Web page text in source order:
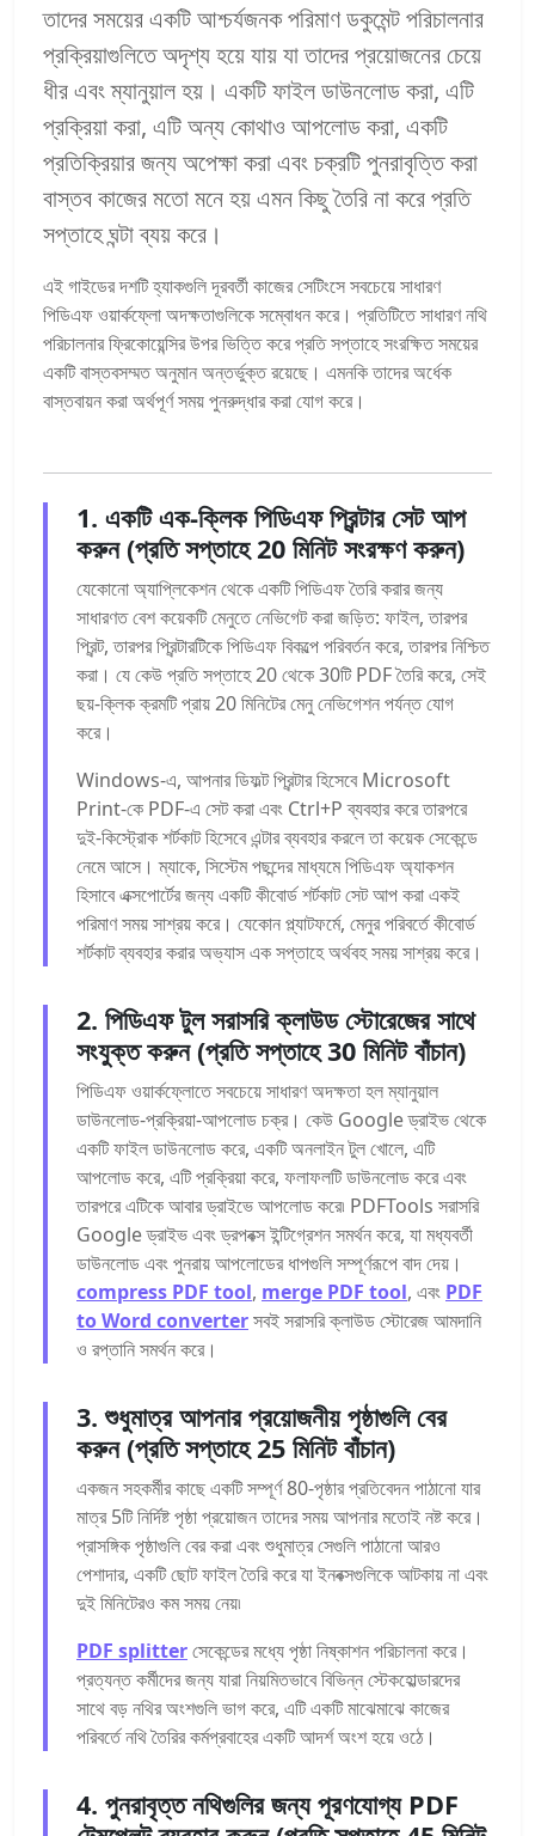
তাদের সময়ের একটি আশ্চর্যজনক পরিমাণ ডকুমেন্ট পরিচালনার
প্রক্রিয়াগুলিতে অদৃশ্য হয়ে যায় যা তাদের প্রয়োজনের চেয়ে
ধীর এবং ম্যানুয়াল হয়। একটি ফাইল ডাউনলোড করা, এটি
প্রক্রিয়া করা, এটি অন্য কোথাও আপলোড করা, একটি
প্রতিক্রিয়ার জন্য অপেক্ষা করা এবং চক্রটি পুনরাবৃত্তি করা
বাস্তব কাজের মতো মনে হয় এমন কিছু তৈরি না করে প্রতি
সপ্তাহে ঘন্টা ব্যয় করে।
এই গাইডের দশটি হ্যাকগুলি দূরবর্তী কাজের সেটিংসে সবচেয়ে সাধারণ
পিডিএফ ওয়ার্কফ্লো অদক্ষতাগুলিকে সম্বোধন করে। প্রতিটিতে সাধারণ নথি
পরিচালনার ফ্রিকোয়েন্সির উপর ভিত্তি করে প্রতি সপ্তাহে সংরক্ষিত সময়ের
একটি বাস্তবসম্মত অনুমান অন্তর্ভুক্ত রয়েছে। এমনকি তাদের অর্ধেক
বাস্তবায়ন করা অর্থপূর্ণ সময় পুনরুদ্ধার করা যোগ করে।
1. একটি এক-ক্লিক পিডিএফ প্রিন্টার সেট আপ
করুন (প্রতি সপ্তাহে 20 মিনিট সংরক্ষণ করুন)
যেকোনো অ্যাপ্লিকেশন থেকে একটি পিডিএফ তৈরি করার জন্য
সাধারণত বেশ কয়েকটি মেনুতে নেভিগেট করা জড়িত: ফাইল, তারপর
প্রিন্ট, তারপর প্রিন্টারটিকে পিডিএফ বিকল্পে পরিবর্তন করে, তারপর নিশ্চিত
করা। যে কেউ প্রতি সপ্তাহে 20 থেকে 30টি PDF তৈরি করে, সেই
ছয়-ক্লিক ক্রমটি প্রায় 20 মিনিটের মেনু নেভিগেশন পর্যন্ত যোগ
করে।
Windows-এ, আপনার ডিফল্ট প্রিন্টার হিসেবে Microsoft
Print-কে PDF-এ সেট করা এবং Ctrl+P ব্যবহার করে তারপরে
দুই-কিস্ট্রোক শর্টকাট হিসেবে এন্টার ব্যবহার করলে তা কয়েক সেকেন্ডে
নেমে আসে। ম্যাকে, সিস্টেম পছন্দের মাধ্যমে পিডিএফ অ্যাকশন
হিসাবে এক্সপোর্টের জন্য একটি কীবোর্ড শর্টকাট সেট আপ করা একই
পরিমাণ সময় সাশ্রয় করে। যেকোন প্ল্যাটফর্মে, মেনুর পরিবর্তে কীবোর্ড
শর্টকাট ব্যবহার করার অভ্যাস এক সপ্তাহে অর্থবহ সময় সাশ্রয় করে।
2. পিডিএফ টুল সরাসরি ক্লাউড স্টোরেজের সাথে
সংযুক্ত করুন (প্রতি সপ্তাহে 30 মিনিট বাঁচান)
পিডিএফ ওয়ার্কফ্লোতে সবচেয়ে সাধারণ অদক্ষতা হল ম্যানুয়াল
ডাউনলোড-প্রক্রিয়া-আপলোড চক্র। কেউ Google ড্রাইভ থেকে
একটি ফাইল ডাউনলোড করে, একটি অনলাইন টুল খোলে, এটি
আপলোড করে, এটি প্রক্রিয়া করে, ফলাফলটি ডাউনলোড করে এবং
তারপরে এটিকে আবার ড্রাইভে আপলোড করে৷ PDFTools সরাসরি
Google ড্রাইভ এবং ড্রপবক্স ইন্টিগ্রেশন সমর্থন করে, যা মধ্যবর্তী
ডাউনলোড এবং পুনরায় আপলোডের ধাপগুলি সম্পূর্ণরূপে বাদ দেয়।
compress PDF tool, merge PDF tool, এবং PDF
to Word converterসবই সরাসরি ক্লাউড স্টোরেজ আমদানি
ও রপ্তানি সমর্থন করে।
3. শুধুমাত্র আপনার প্রয়োজনীয় পৃষ্ঠাগুলি বের
করুন (প্রতি সপ্তাহে 25 মিনিট বাঁচান)
একজন সহকর্মীর কাছে একটি সম্পূর্ণ 80-পৃষ্ঠার প্রতিবেদন পাঠানো যার
মাত্র 5টি নির্দিষ্ট পৃষ্ঠা প্রয়োজন তাদের সময় আপনার মতোই নষ্ট করে।
প্রাসঙ্গিক পৃষ্ঠাগুলি বের করা এবং শুধুমাত্র সেগুলি পাঠানো আরও
পেশাদার, একটি ছোট ফাইল তৈরি করে যা ইনবক্সগুলিকে আটকায় না এবং
দুই মিনিটেরও কম সময় নেয়৷
PDF splitterসেকেন্ডের মধ্যে পৃষ্ঠা নিষ্কাশন পরিচালনা করে।
প্রত্যন্ত কর্মীদের জন্য যারা নিয়মিতভাবে বিভিন্ন স্টেকহোল্ডারদের
সাথে বড় নথির অংশগুলি ভাগ করে, এটি একটি মাঝেমাঝে কাজের
পরিবর্তে নথি তৈরির কর্মপ্রবাহের একটি আদর্শ অংশ হয়ে ওঠে।
4. পুনরাবৃত্ত নথিগুলির জন্য পূরণযোগ্য PDF